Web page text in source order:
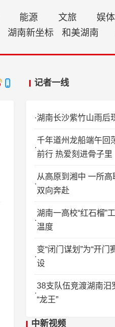
能源 文旅 娱体
湖南新坐标 和美湖南
记者一线
湖南长沙紫竹山雨后
千年道州龙船端午回
前行 热爱刻进骨子里
从高原到湘中 一所
双向奔赴
湖南一高校“红石榴”
温度
变“闭门谋划”为“开
设
38支队伍竞渡湖南汨
“龙王”
中新视频